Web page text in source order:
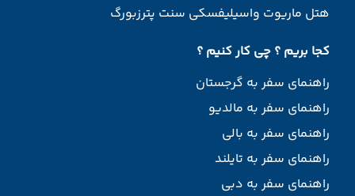
هتل ماریوت واسیلیفسکی سنت پترزبورگ
کجا بریم ؟ چی کار کنیم ؟
راهنمای سفر به گرجستان
راهنمای سفر به مالدیو
راهنمای سفر به بالی
راهنمای سفر به تایلند
راهنمای سفر به دبی